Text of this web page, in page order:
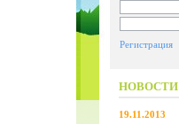
Регистрация
НОВОСТИ
19.11.2013